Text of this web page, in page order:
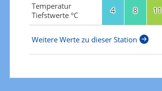
Temperatur
Tiefstwerte °C
4 8 11
Weitere Werte zu dieser Station